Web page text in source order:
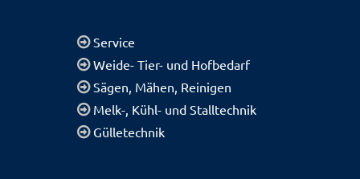
Service
Weide- Tier- und Hofbedarf
Sägen, Mähen, Reinigen
Melk-, Kühl- und Stalltechnik
Gülletechnik